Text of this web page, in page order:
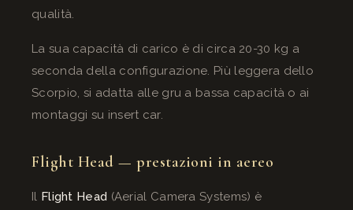
qualità.
La sua capacità di carico è di circa 20-30 kg a
seconda della configurazione. Più leggera dello
Scorpio, si adatta alle gru a bassa capacità o ai
montaggi su insert car.
Flight Head — prestazioni in aereo
Il Flight Head (Aerial Camera Systems) è